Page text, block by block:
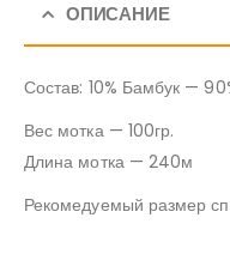
ОПИСАНИЕ
Состав: 10% Бамбук —
Вес мотка — 100гр.
Длина мотка — 240м
Рекомедуемый размер